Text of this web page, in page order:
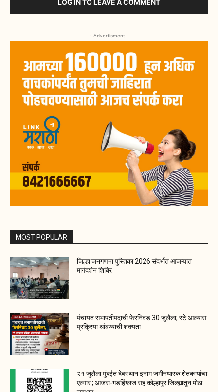
LOG IN TO LEAVE A COMMENT
- Advertisment -
MOST POPULAR
जिल्हा जनगणना पुस्तिका 2026 संदर्भात आजऱ्यात
मार्गदर्शन शिबिर
पंचायत सभापतीपदाची फेरनिवड 30 जुलैला; स्टे आल्यास
प्रक्रिया थांबण्याची शक्यता
२१ जुलैला मुंबईत देवस्थान इनाम जमीनधारक शेतकऱ्यांचा
एल्गार ; आजरा-गडहिंग्लज सह कोल्हापूर जिल्ह्यातून मोठा